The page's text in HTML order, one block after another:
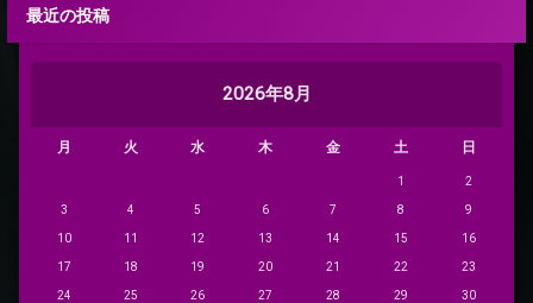
最近の投稿
2026年8月
月 火 水 木 金 土 日
1 2
3 4 5 6 7 8 9
10 11 12 13 14 15 16
17 18 19 20 21 22 23
24 25 26 27 28 29 30